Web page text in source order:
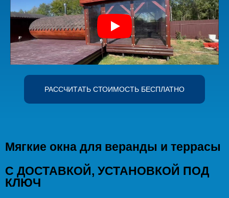
РАССЧИТАТЬ СТОИМОСТЬ БЕСПЛАТНО
Мягкие окна для веранды и террасы
С ДОСТАВКОЙ, УСТАНОВКОЙ ПОД
КЛЮЧ